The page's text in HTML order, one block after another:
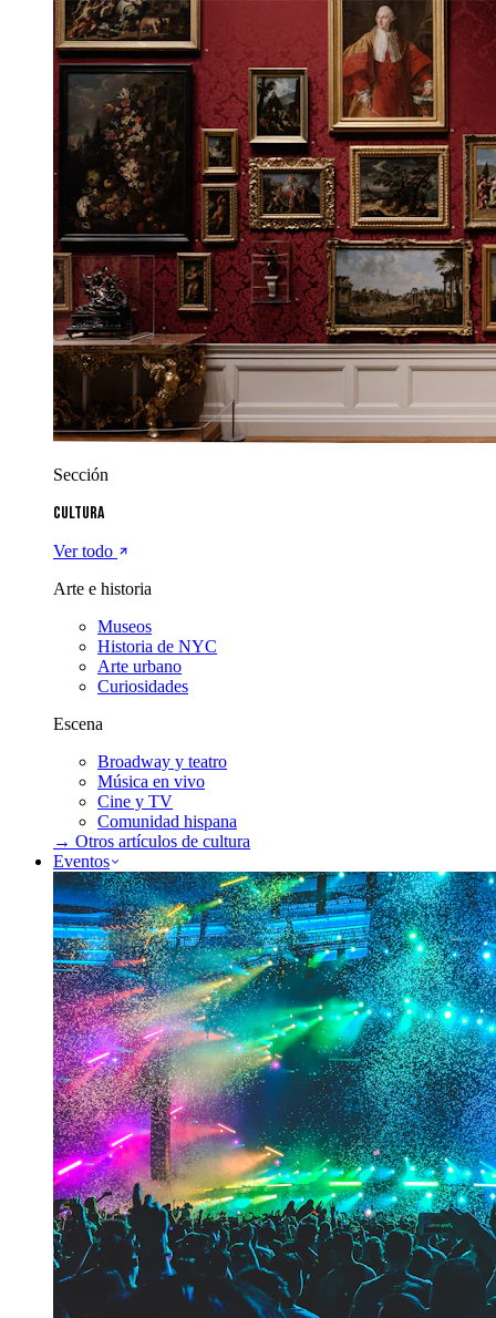
Sección
Cultura
Ver todo
Arte e historia
Museos
Historia de NYC
Arte urbano
Curiosidades
Escena
Broadway y teatro
Música en vivo
Cine y TV
Comunidad hispana
→ Otros artículos de cultura
Eventos